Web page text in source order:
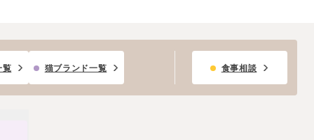
覧 猫ブランド一覧 食事相談